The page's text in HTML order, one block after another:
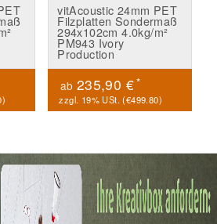
)
vitAcoustic 24mm PET
Filzplatten Sondermaß
294x102cm 4.0kg/m²
PM943 Ivory
Production
ab 235,90 €*
zzgl. 19% USt. (€499.80)